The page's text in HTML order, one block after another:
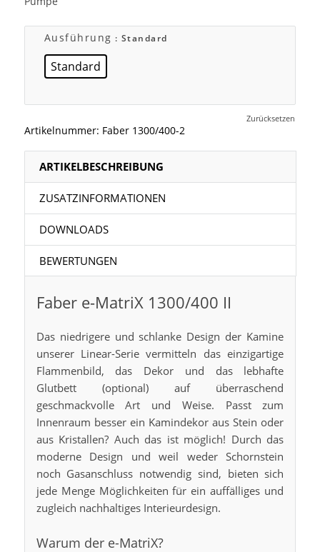
Ausführung : Standard
Standard
Zurücksetzen
Artikelnummer: Faber 1300/400-2
ARTIKELBESCHREIBUNG
ZUSATZINFORMATIONEN
DOWNLOADS
BEWERTUNGEN
Faber e-MatriX 1300/400 II
Das niedrigere und schlanke Design der Kamine
unserer Linear-Serie vermitteln das einzigartige
Flammenbild, das Dekor und das lebhafte
Glutbett (optional) auf überraschend
geschmackvolle Art und Weise. Passt zum
Innenraum besser ein Kamindekor aus Stein oder
aus Kristallen? Auch das ist möglich! Durch das
moderne Design und weil weder Schornstein
noch Gasanschluss notwendig sind, bieten sich
jede Menge Möglichkeiten für ein auffälliges und
zugleich nachhaltiges Interieurdesign.
Warum der e-MatriX?